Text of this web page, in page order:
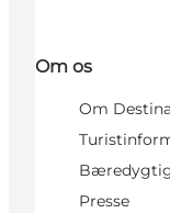
Om os
Om
Presse